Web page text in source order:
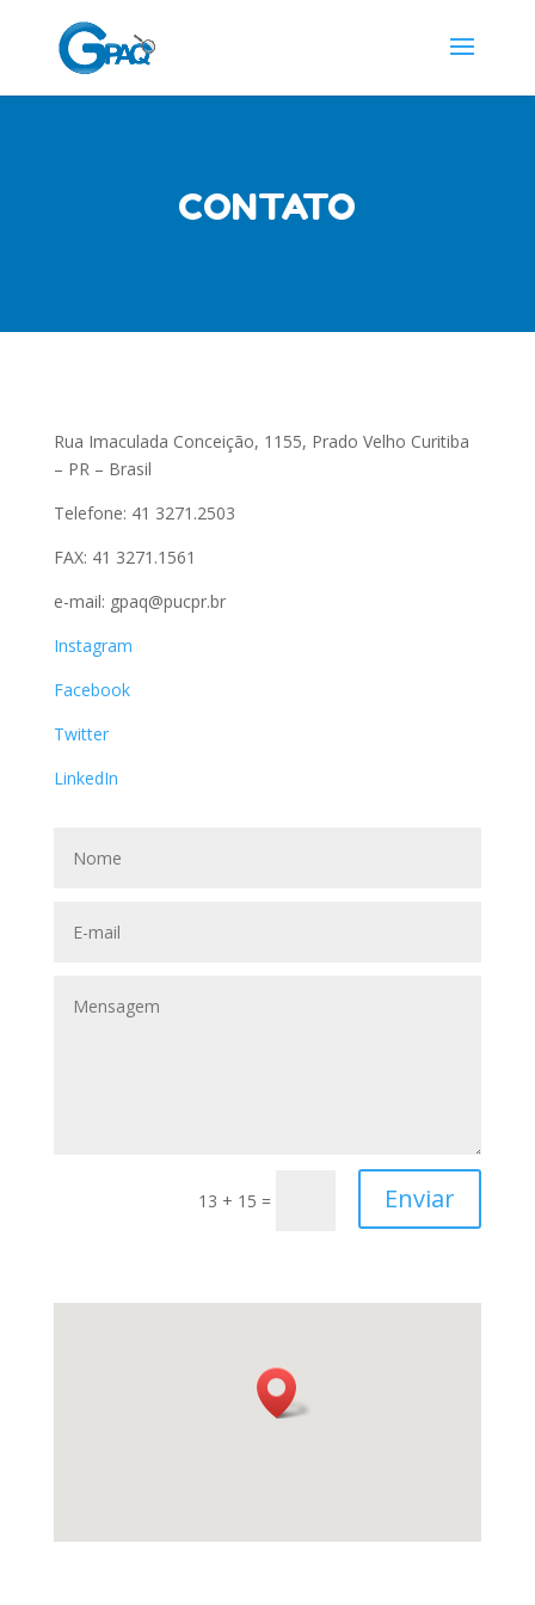
CONTATO
Rua Imaculada Conceição, 1155, Prado Velho Curitiba
– PR – Brasil
Telefone: 41 3271.2503
FAX: 41 3271.1561
e-mail: gpaq@pucpr.br
Instagram
Facebook
Twitter
LinkedIn
13 + 15 = Enviar